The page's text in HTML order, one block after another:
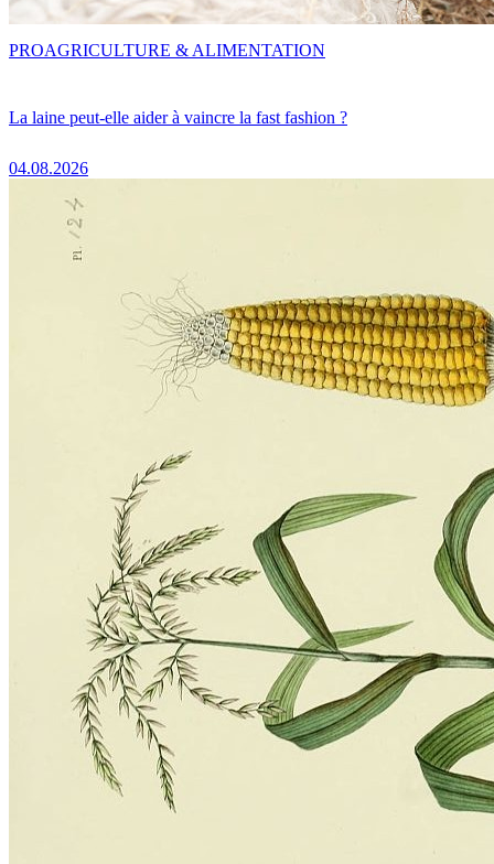
La laine peut-elle aider à vaincre la fast fashion ?
04.08.2026
PROAGRICULTURE & ALIMENTATION